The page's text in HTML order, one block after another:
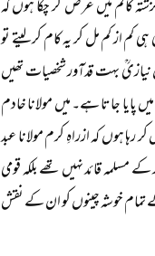
کالم میں عرض کر چکا ہوں کہ
از کم مل کر یہ کام کر لیتے تو
خان نیازیؒ بہت قدآور شخصیات تھیں
پایا جاتا ہے۔ میں مولانا خادم
ہوں کہ ازراہِ کرم مولانا عبد
کے مسلمہ قائد نہیں تھے بلکہ قومی
تمام خوشہ چینوں کو ان کے نقش